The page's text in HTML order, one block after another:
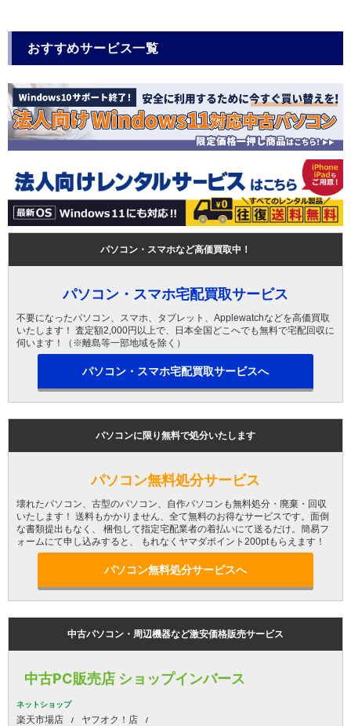
おすすめサービス一覧
パソコン・スマホなど高価買取中！
パソコン・スマホ宅配買取サービス
不要になったパソコン、スマホ、タブレット、Applewatchなどを高価買取
いたします！ 査定額2,000円以上で、日本全国どこへでも無料で宅配回収に
伺います！（※離島等一部地域を除く）
パソコン・スマホ宅配買取サービスへ
パソコンに限り無料で処分いたします
パソコン無料処分サービス
壊れたパソコン、古型のパソコン、自作パソコンも無料処分・廃棄・回収
いたします！ 送料もかかりません、全て無料のお得なサービスです。面倒
な書類提出もなく、 梱包して指定宅配業者の着払いにて送るだけ。簡易フ
ォームにて申し込みすると、 もれなくヤマダポイント200ptもらえます！
パソコン無料処分サービスへ
中古パソコン・周辺機器など激安価格販売サービス
中古PC販売店 ショップインバース
ネットショップ
楽天市場店 ヤフオク！店